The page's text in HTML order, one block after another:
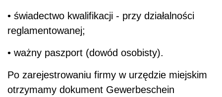
• świadectwo kwalifikacji - przy działalności
reglamentowanej;
• ważny paszport (dowód osobisty).
Po zarejestrowaniu firmy w urzędzie miejskim
otrzymamy dokument Gewerbeschein